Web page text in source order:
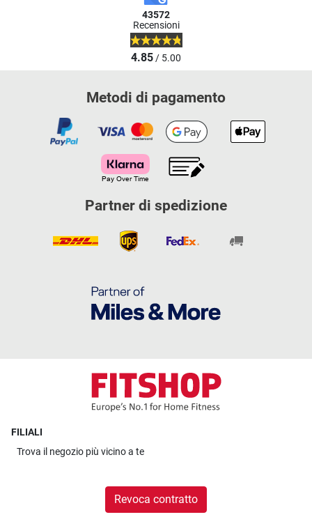
43572
Recensioni
4.85/ 5.00
Metodi di pagamento
Partner di spedizione
FILIALI
Trova il negozio più vicino a te
Revoca contratto